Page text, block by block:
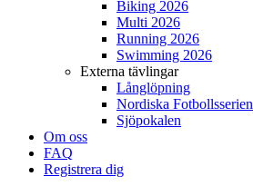
Biking 2026
Multi 2026
Running 2026
Swimming 2026
Externa tävlingar
Långlöpning
Nordiska Fotbollsserien
Sjöpokalen
Om oss
FAQ
Registrera dig